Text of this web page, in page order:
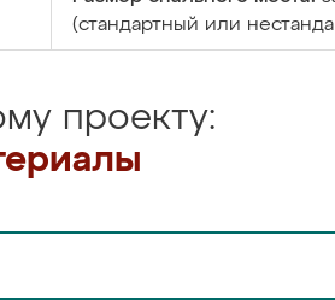
(стандартный или
проекту: